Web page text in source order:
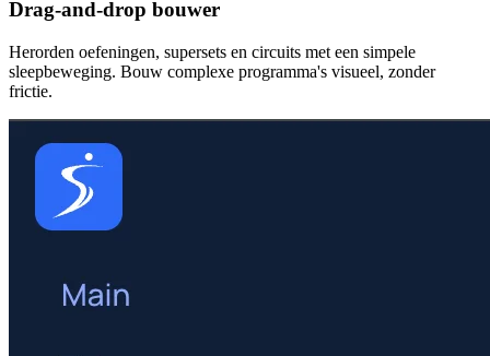
Drag-and-drop bouwer
Herorden oefeningen, supersets en circuits met een simpele
sleepbeweging. Bouw complexe programma's visueel, zonder
frictie.